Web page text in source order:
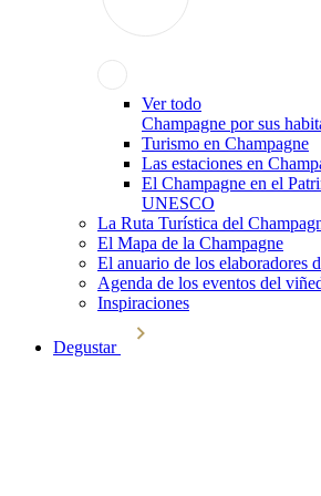
Ver todo
Champagne por sus
Turismo en Champagne
Las estaciones en
El Champagne en el
UNESCO
La Ruta Turística del
El Mapa de la Champagne
El anuario de los elaboradores
Agenda de los eventos del
Inspiraciones
Degustar